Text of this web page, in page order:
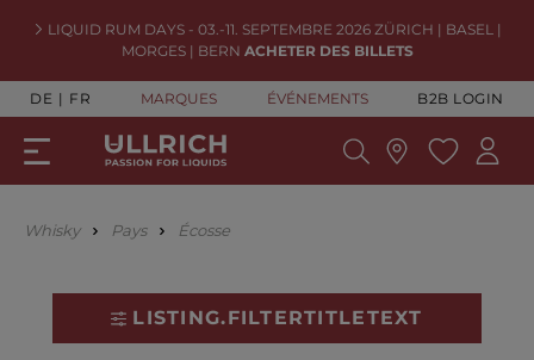
LIQUID RUM DAYS - 03.-11. SEPTEMBRE 2026 ZÜRICH | BASEL |
MORGES | BERN ACHETER DES BILLETS
DE FR MARQUES ÉVÉNEMENTS B2B LOGIN
Whisky Pays Écosse
LISTING.FILTERTITLETEXT